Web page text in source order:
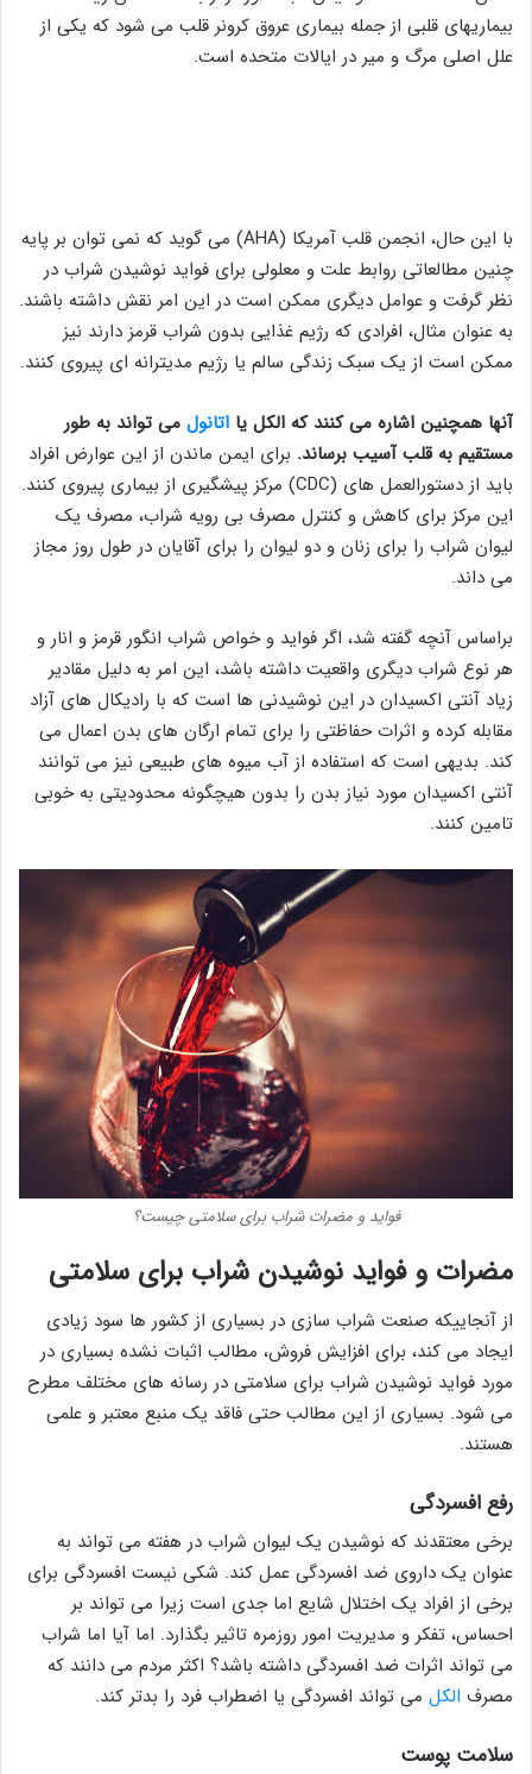
بیماریهای قلبی از جمله بیماری عروق کرونر قلب می شود که یکی از
علل اصلی مرگ و میر در ایالات متحده است.
با این حال، انجمن قلب آمریکا (AHA) می گوید که نمی توان بر پایه
چنین مطالعاتی روابط علت و معلولی برای فواید نوشیدن شراب در
نظر گرفت و عوامل دیگری ممکن است در این امر نقش داشته باشند.
به عنوان مثال، افرادی که رژیم غذایی بدون شراب قرمز دارند نیز
ممکن است از یک سبک زندگی سالم یا رژیم مدیترانه ای پیروی کنند.
آنها همچنین اشاره می کنند که الکل یا اتانول می تواند به طور
مستقیم به قلب آسیب برساند. برای ایمن ماندن از این عوارض افراد
باید از دستورالعمل های (CDC) مرکز پیشگیری از بیماری پیروی کنند.
این مرکز برای کاهش و کنترل مصرف بی رویه شراب، مصرف یک
لیوان شراب را برای زنان و دو لیوان را برای آقایان در طول روز مجاز
می داند.
براساس آنچه گفته شد، اگر فواید و خواص شراب انگور قرمز و انار و
هر نوع شراب دیگری واقعیت داشته باشد، این امر به دلیل مقادیر
زیاد آنتی اکسیدان در این نوشیدنی ها است که با رادیکال های آزاد
مقابله کرده و اثرات حفاظتی را برای تمام ارگان های بدن اعمال می
کند. بدیهی است که استفاده از آب میوه های طبیعی نیز می توانند
آنتی اکسیدان مورد نیاز بدن را بدون هیچگونه محدودیتی به خوبی
تامین کنند.
فواید و مضرات شراب برای سلامتی چیست؟
مضرات و فواید نوشیدن شراب برای سلامتی
از آنجاییکه صنعت شراب سازی در بسیاری از کشور ها سود زیادی
ایجاد می کند، برای افزایش فروش، مطالب اثبات نشده بسیاری در
مورد فواید نوشیدن شراب برای سلامتی در رسانه های مختلف مطرح
می شود. بسیاری از این مطالب حتی فاقد یک منبع معتبر و علمی
هستند.
رفع افسردگی
برخی معتقدند که نوشیدن یک لیوان شراب در هفته می تواند به
عنوان یک داروی ضد افسردگی عمل کند. شکی نیست افسردگی برای
برخی از افراد یک اختلال شایع اما جدی است زیرا می تواند بر
احساس، تفکر و مدیریت امور روزمره تاثیر بگذارد. اما آیا اما شراب
می تواند اثرات ضد افسردگی داشته باشد؟ اکثر مردم می دانند که
مصرف الکل می تواند افسردگی یا اضطراب فرد را بدتر کند.
سلامت پوست